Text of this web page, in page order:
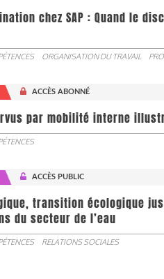
chez SAP : Quand le
ORGANISATION DU TRAVAIL
ACCÈS ABONNÉ
par mobilité interne
ACCÈS PUBLIC
transition écologique
du secteur de l’eau
RELATIONS SOCIALES